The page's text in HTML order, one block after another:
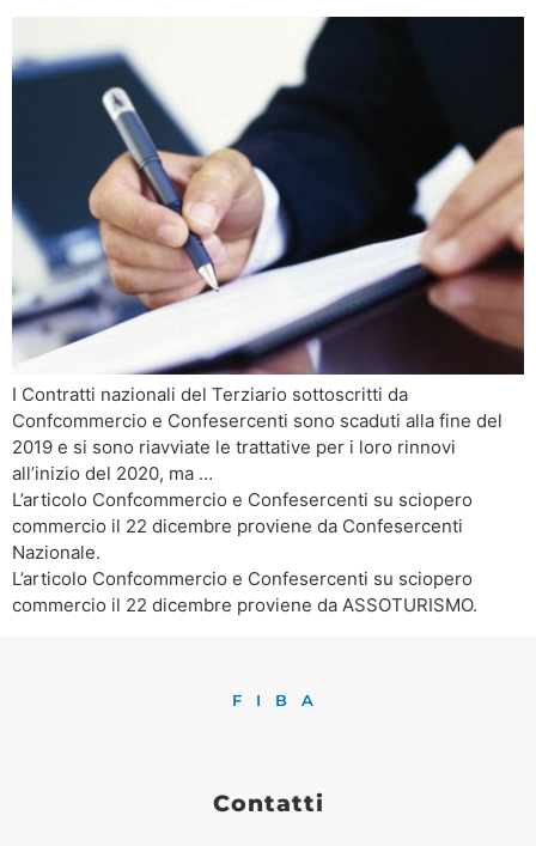
I Contratti nazionali del Terziario sottoscritti da
Confcommercio e Confesercenti sono scaduti alla fine del
2019 e si sono riavviate le trattative per i loro rinnovi
all’inizio del 2020, ma …
L’articolo Confcommercio e Confesercenti su sciopero
commercio il 22 dicembre proviene da Confesercenti
Nazionale.
L’articolo Confcommercio e Confesercenti su sciopero
commercio il 22 dicembre proviene da ASSOTURISMO.
FIBA
Contatti